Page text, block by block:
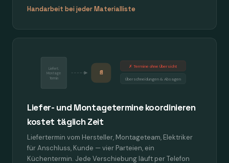
Handarbeit bei jeder Materialliste
Liefert.
Montage
Termin
📄
✗ Termine ohne Übersicht
Überschneidungen & Absagen
Liefer- und Montagetermine koordinieren
kostet täglich Zeit
Liefertermin vom Hersteller, Montageteam, Elektriker
für Anschluss, Kunde — vier Parteien, ein
Küchentermin. Jede Verschiebung läuft per Telefon